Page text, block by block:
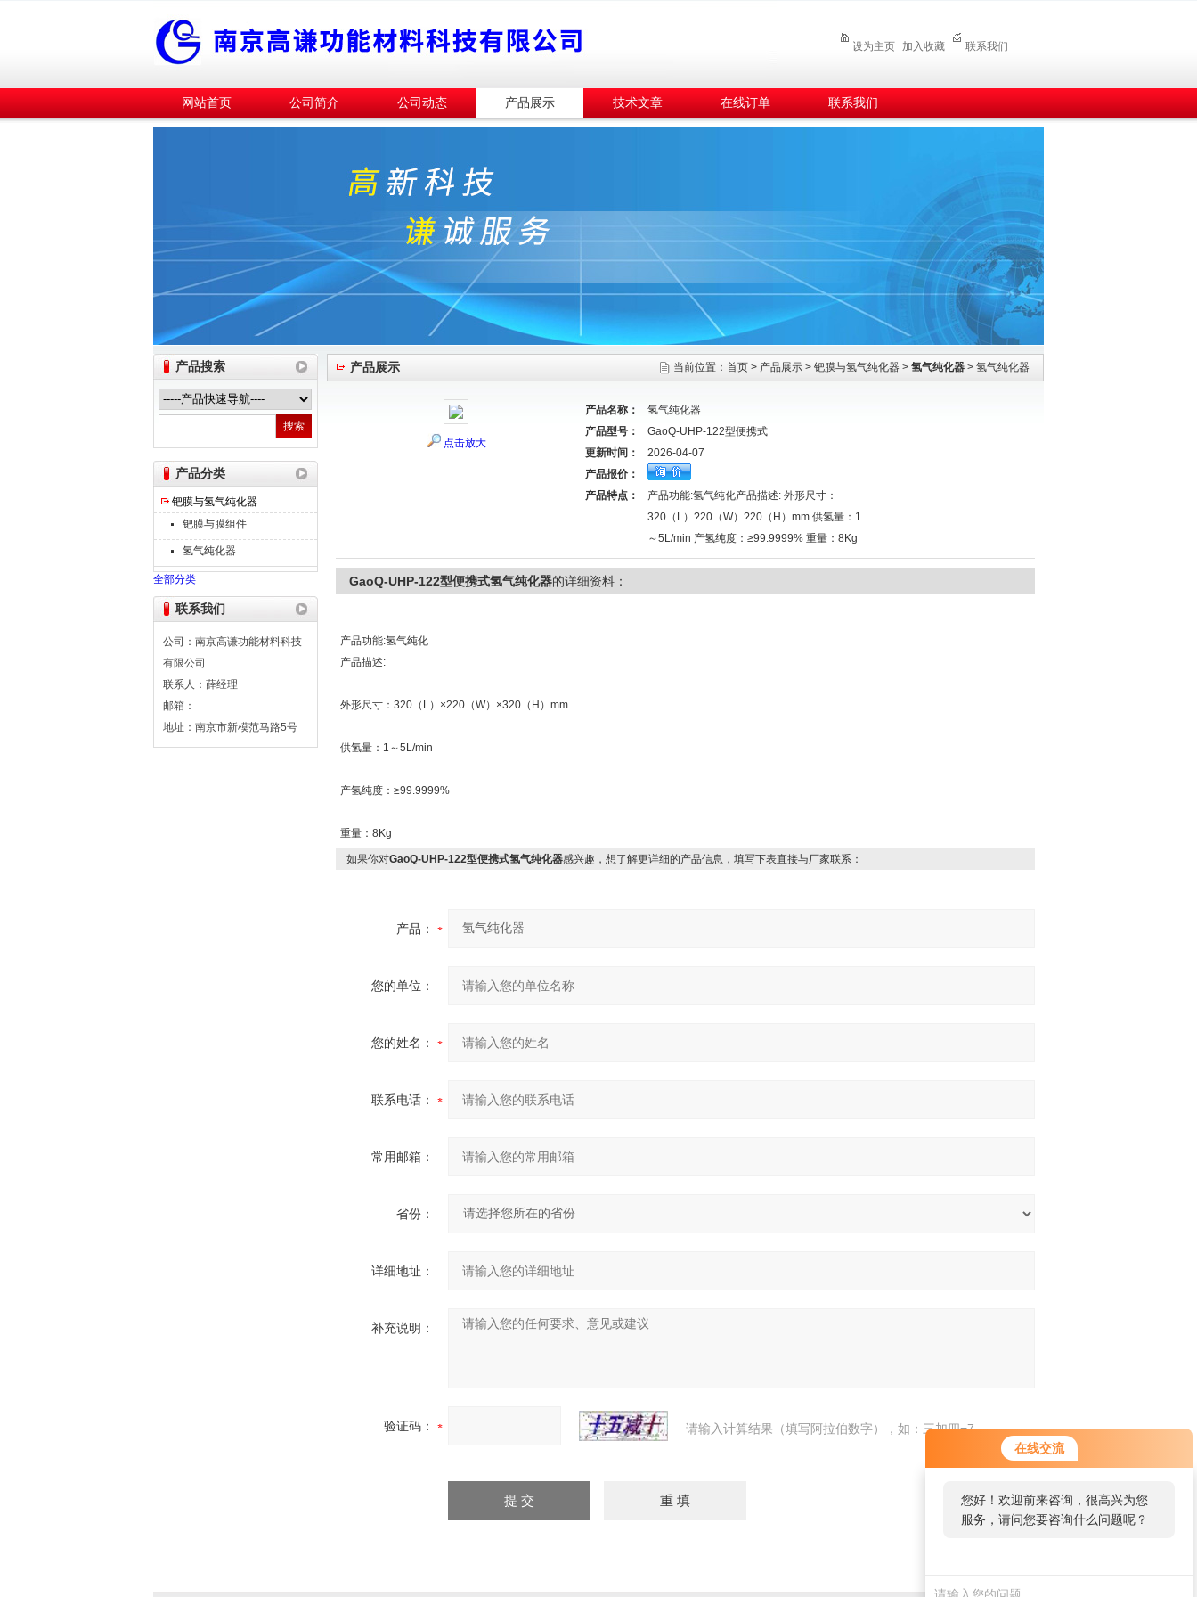
在线交流
您好！欢迎前来咨询，很高兴为您
服务，请问您要咨询什么问题呢？
南京高谦功能材料科技有限公司
设为主页 加入收藏 联系我们
网站首页 公司简介 公司动态 产品展示 技术文章 在线订单 联系我们
产品搜索
产品分类
钯膜与氢气纯化器
钯膜与膜组件
氢气纯化器
全部分类
联系我们
公司：南京高谦功能材料科技
有限公司
联系人：薛经理
邮箱：
地址：南京市新模范马路5号
产品展示 当前位置： 首页 > 产品展示 > 钯膜与氢气纯化器 > 氢气纯化器 > 氢气纯化器
点击放大
产品名称：
氢气纯化器
产品型号：
GaoQ-UHP-122型便携式
更新时间：
2026-04-07
产品报价：
产品特点：
产品功能:氢气纯化产品描述: 外形尺寸：
320（L）?20（W）?20（H）mm 供氢量：1
～5L/min 产氢纯度：≥99.9999% 重量：8Kg
GaoQ-UHP-122型便携式氢气纯化器的详细资料：
产品功能:氢气纯化
产品描述:
外形尺寸：320（L）×220（W）×320（H）mm
供氢量：1～5L/min
产氢纯度：≥99.9999%
重量：8Kg
如果你对GaoQ-UHP-122型便携式氢气纯化器感兴趣，想了解更详细的产品信息，填写下表直接与厂家联系：
产品：
您的单位：
您的姓名：
联系电话：
常用邮箱：
省份：
详细地址：
补充说明：
验证码： 请输入计算结果（填写阿拉伯数字），如：三加四=7